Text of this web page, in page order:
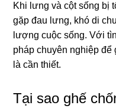
Khi lưng và cột sống bị
gặp đau lưng, khó di
lượng cuộc sống. Với
pháp chuyên nghiệp để
là cần thiết.
Tại sao ghế